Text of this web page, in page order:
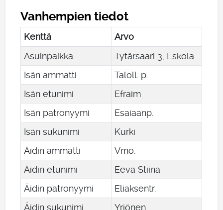
Vanhempien tiedot
Kenttä
Arvo
Asuinpaikka
Tytärsaari 3, Eskola
Isän ammatti
Taloll. p.
Isän etunimi
Efraim
Isän patronyymi
Esaiaanp.
Isän sukunimi
Kurki
Äidin ammatti
Vmo.
Äidin etunimi
Eeva Stiina
Äidin patronyymi
Eliaksentr.
Äidin sukunimi
Yrjönen